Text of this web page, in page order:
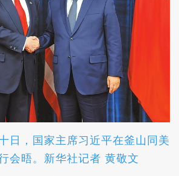
日，国家主席习近平在釜山同美
会晤。新华社记者 黄敬文